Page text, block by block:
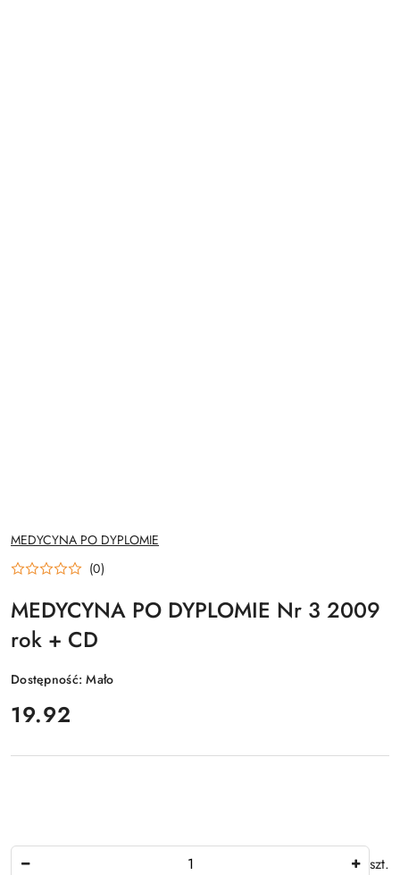
NAZWA
PRODUCENTA:
MEDYCYNA PO DYPLOMIE
(0)
MEDYCYNA PO DYPLOMIE Nr 3 2009
rok + CD
Dostępność:Mało
cena:
19.92
szt.